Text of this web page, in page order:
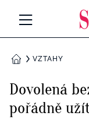
Všechny
RETROHUBKY
DOMŮVZTAHY
Dovolená
pořádně